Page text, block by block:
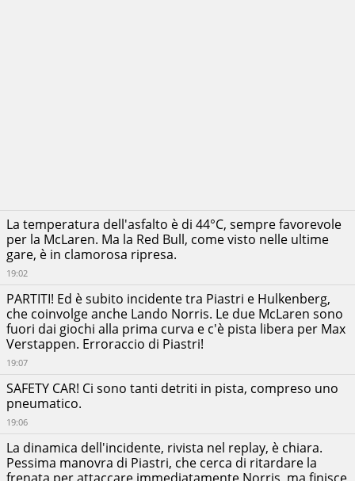
La dinamica dell'incidente, rivista nel replay, è chiara.
Pessima manovra di Piastri, che cerca di ritardare la
SAFETY CAR! Ci sono tanti detriti in pista, compreso uno
pneumatico.
19:06
PARTITI! Ed è subito incidente tra Piastri e Hulkenberg,
che coinvolge anche Lando Norris. Le due McLaren sono
fuori dai giochi alla prima curva e c'è pista libera per Max
Verstappen. Erroraccio di Piastri!
19:07
La temperatura dell'asfalto è di 44°C, sempre favorevole
per la McLaren. Ma la Red Bull, come visto nelle ultime
gare, è in clamorosa ripresa.
19:02
Team
Oscar
Piastri
McLaren RITIRATO
Fernando
Alonso
Aston
Martin
Aramco F1
Team
RITIRATO
Norris
McLaren
F1 Team
RITIRATO